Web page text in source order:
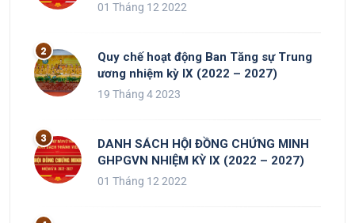
01 Tháng 12 2022
Quy chế hoạt động Ban Tăng sự Trung
ương nhiệm kỳ IX (2022 – 2027)
19 Tháng 4 2023
DANH SÁCH HỘI ĐỒNG CHỨNG MINH
GHPGVN NHIỆM KỲ IX (2022 – 2027)
01 Tháng 12 2022